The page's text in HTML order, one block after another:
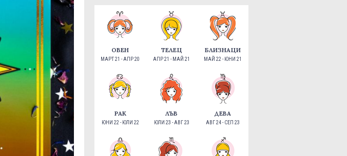
ОВЕН
МАРТ 21 - АПР 20
ТЕЛЕЦ
АПР 21 - МАЙ 21
БЛИЗНАЦИ
МАЙ 22 - ЮНИ 21
РАК
ЮНИ 22 - ЮЛИ 22
ЛЪВ
ЮЛИ 23 - АВГ 23
ДЕВА
АВГ 24 - СЕП 23